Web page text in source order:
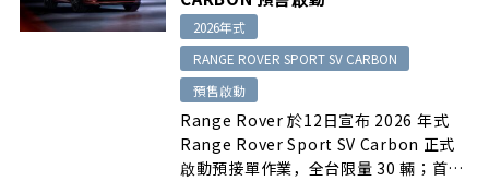
2026年式
RANGE ROVER SPORT SV CARBON
預售啟動
Range Rover 於12日宣布 2026 年式
Range Rover Sport SV Carbon 正式
啟動預接單作業，全台限量 30 輛；首批